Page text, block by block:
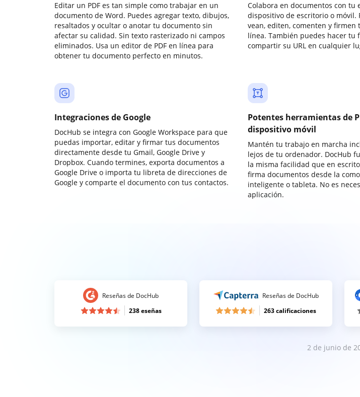
Editar un PDF es tan simple como trabajar en un
documento de Word. Puedes agregar texto, dibujos,
resaltados y ocultar o anotar tu documento sin
afectar su calidad. Sin texto rasterizado ni campos
eliminados. Usa un editor de PDF en línea para
obtener tu documento perfecto en minutos.
Colabora en documentos con tu
dispositivo de escritorio o móvil.
vean, editen, comenten y firmen
línea. También puedes hacer tu
compartir su URL en cualquier
Integraciones de Google
DocHub se integra con Google Workspace para que
puedas importar, editar y firmar tus documentos
directamente desde tu Gmail, Google Drive y
Dropbox. Cuando termines, exporta documentos a
Google Drive o importa tu libreta de direcciones de
Google y comparte el documento con tus contactos.
Potentes herramientas de
dispositivo móvil
Mantén tu trabajo en marcha
lejos de tu ordenador. DocHub
la misma facilidad que en
firma documentos desde la
inteligente o tableta. No es
aplicación.
Reseñas de DocHub
238 eseñas
Reseñas de DocHub
263 calificaciones
2 de junio de